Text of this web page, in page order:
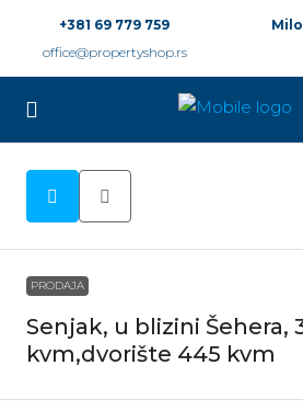
+381 69 779 759
office@propertyshop.rs
PRODAJA
Senjak, u blizini Šehera,
kvm,dvorište 445 kvm